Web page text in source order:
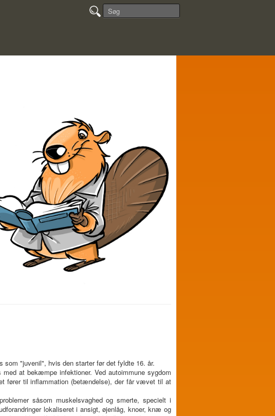
"juvenil", hvis den starter før det fyldte 16. år.
at bekæmpe infektioner. Ved autoimmune sygdom
fører til inflammation (betændelse), der får vævet til at
såsom muskelsvaghed og smerte, specielt i
lokaliseret i ansigt, øjenlåg, knoer, knæ og